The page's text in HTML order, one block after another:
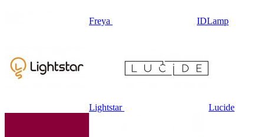
Freya IDLamp
Lightstar Lucide